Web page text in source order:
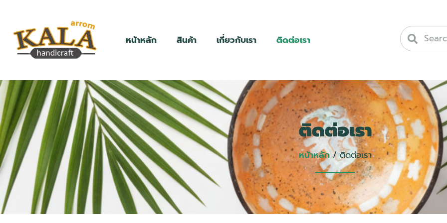
หน้าหลัก สินค้า เกี่ยวกับเรา ติดต่อเรา
ติดต่อเรา
หน้าหลัก/ ติดต่อเรา